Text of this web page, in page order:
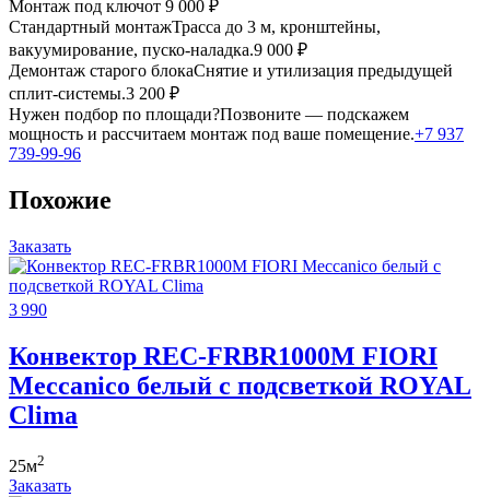
Монтаж под ключот 9 000 ₽
Стандартный монтажТрасса до 3 м, кронштейны,
вакуумирование, пуско-наладка.9 000 ₽
Демонтаж старого блокаСнятие и утилизация предыдущей
сплит-системы.3 200 ₽
Нужен подбор по площади?Позвоните — подскажем
мощность и рассчитаем монтаж под ваше помещение.+7 937
739-99-96
Похожие
Заказать
3 990
Конвектор REC-FRBR1000M FIORI
Meccanico белый с подсветкой ROYAL
Clima
25м2
Заказать